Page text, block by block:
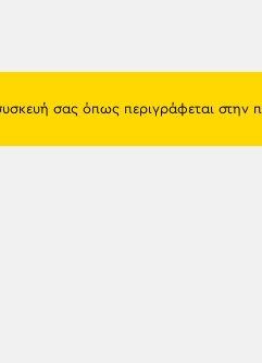
σας όπως περιγράφεται στην